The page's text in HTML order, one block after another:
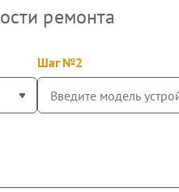
ремонта
Шаг №2